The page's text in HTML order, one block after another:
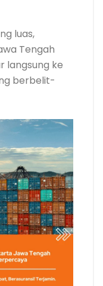
luas,
Tengah
langsung ke
berbelit-